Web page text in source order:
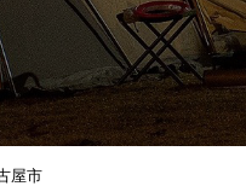
屋市